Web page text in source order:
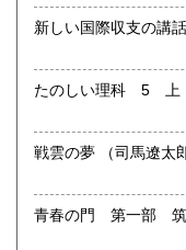
書籍の買取について
取り扱い分野
総記、哲学宗教、歴
語国文、外国文学、
カルチャー、古書一般
たのしい理科 5 上
戦雲の夢 （司馬遼太